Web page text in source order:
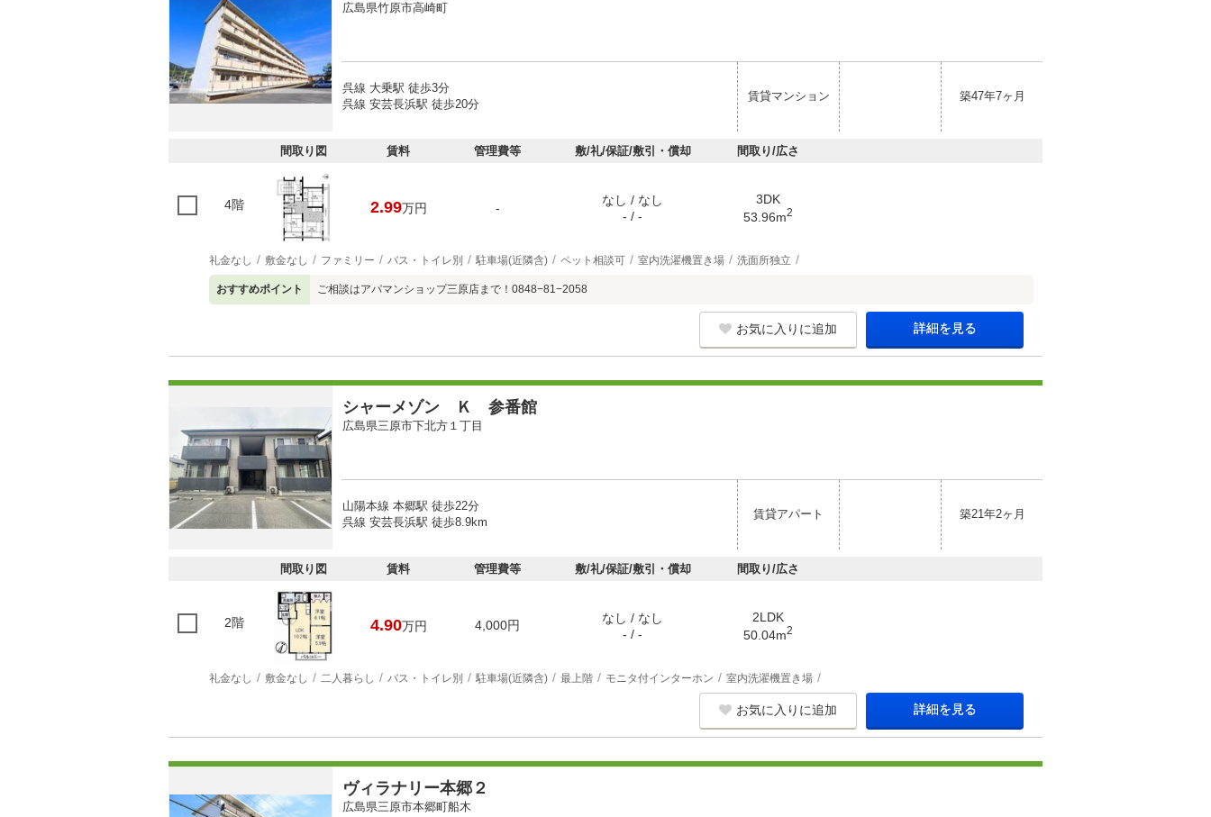
広島県竹原市高崎町
呉線 大乗駅 徒歩3分
呉線 安芸長浜駅 徒歩20分
賃貸マンション 築47年7ヶ月
間取り図 賃料 管理費等 敷/礼/保証/敷引・償却 間取り/広さ
4階 2.99万円 -
なし / なし
- / -
3DK
53.96m2
礼金なし 敷金なし ファミリー バス・トイレ別 駐車場(近隣含) ペット相談可 室内洗濯機置き場 洗面所独立
おすすめポイント ご相談はアパマンショップ三原店まで！0848−81−2058
お気に入りに追加 詳細を見る
シャーメゾン Ｋ 参番館
広島県三原市下北方１丁目
山陽本線 本郷駅 徒歩22分
呉線 安芸長浜駅 徒歩8.9km
賃貸アパート 築21年2ヶ月
間取り図 賃料 管理費等 敷/礼/保証/敷引・償却 間取り/広さ
2階 4.90万円 4,000円
なし / なし
- / -
2LDK
50.04m2
礼金なし 敷金なし 二人暮らし バス・トイレ別 駐車場(近隣含) 最上階 モニタ付インターホン 室内洗濯機置き場
お気に入りに追加 詳細を見る
ヴィラナリー本郷２
広島県三原市本郷町船木